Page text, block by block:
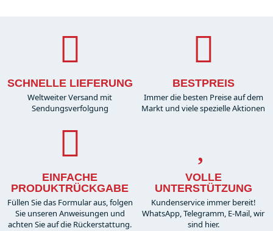
SCHNELLE LIEFERUNG
Weltweiter Versand mit
Sendungsverfolgung
BESTPREIS
Immer die besten Preise auf dem
Markt und viele spezielle Aktionen
EINFACHE
PRODUKTRÜCKGABE
Füllen Sie das Formular aus, folgen
Sie unseren Anweisungen und
achten Sie auf die Rückerstattung.
VOLLE
UNTERSTÜTZUNG
Kundenservice immer bereit!
WhatsApp, Telegramm, E-Mail, wir
sind hier.